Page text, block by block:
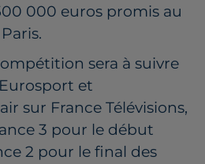
000 euros promis au
sera à suivre
et
sur France Télévisions,
3 pour le début
2 pour le final des